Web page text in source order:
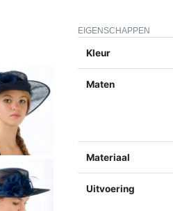
EIGENSCHAPPEN
Kleur
Maten
Materiaal
Uitvoering